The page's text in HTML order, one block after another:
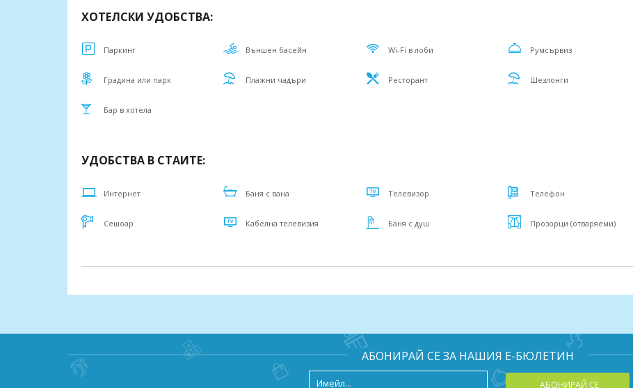
ХОТЕЛСКИ УДОБСТВА:
Паркинг Външен басейн Wi-Fi в лоби Румсървиз
Градина или парк Плажни чадъри Ресторант Шезлонги
Бар в хотела
УДОБСТВА В СТАИТЕ:
Интернет Баня с вана Телевизор Телефон
Сешоар Кабелна телевизия Баня с душ Прозорци (отваряеми)
АБОНИРАЙ СЕ ЗА НАШИЯ Е-БЮЛЕТИН
АБОНИРАЙ СЕ